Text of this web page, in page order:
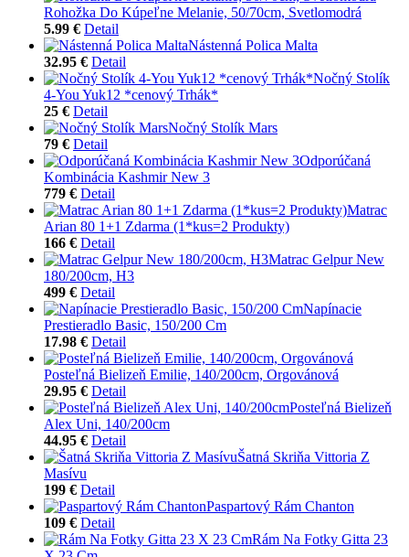
Rohožka Do Kúpeľne Melanie, 50/70cm, Svetlomodrá
5.99 € Detail
Nástenná Polica Malta
32.95 € Detail
Nočný Stolík
4-You Yuk12 *cenový Trhák*
25 € Detail
Nočný Stolík Mars
79 € Detail
Odporúčaná
Kombinácia Kashmir New 3
779 € Detail
Matrac
Arian 80 1+1 Zdarma (1*kus=2 Produkty)
166 € Detail
Matrac Gelpur New
180/200cm, H3
499 € Detail
Napínacie
Prestieradlo Basic, 150/200 Cm
17.98 € Detail
Posteľná Bielizeň Emilie, 140/200cm, Orgovánová
29.95 € Detail
Posteľná Bielizeň
Alex Uni, 140/200cm
44.95 € Detail
Šatná Skriňa Vittoria Z
Masívu
199 € Detail
Paspartový Rám Chanton
109 € Detail
Rám Na Fotky Gitta 23